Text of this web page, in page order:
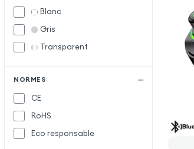
Forcell
Forever
Muvit
M
Samsung
Satechi
Setty
Blanc
Gris
Transparent
NORMES
CE
RoHS
Eco responsable